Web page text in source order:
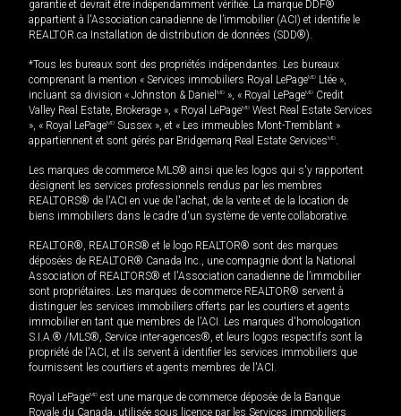
garantie et devrait être indépendamment vérifiée. La marque DDF®
appartient à l'Association canadienne de l’immobilier (ACI) et identifie le
REALTOR.ca Installation de distribution de données (SDD®).
*Tous les bureaux sont des propriétés indépendantes. Les bureaux
comprenant la mention « Services immobiliers Royal LePageMD Ltée »,
incluant sa division « Johnston & Daniel MD », « Royal LePageMD Credit
Valley Real Estate, Brokerage », « Royal LePageMD West Real Estate Services
», « Royal LePageMD Sussex », et « Les immeubles Mont-Tremblant »
appartiennent et sont gérés par Bridgemarq Real Estate ServicesMD.
Les marques de commerce MLS® ainsi que les logos qui s'y rapportent
désignent les services professionnels rendus par les membres
REALTORS® de l'ACI en vue de l'achat, de la vente et de la location de
biens immobiliers dans le cadre d'un système de vente collaborative.
REALTOR®, REALTORS® et le logo REALTOR® sont des marques
déposées de REALTOR® Canada Inc., une compagnie dont la National
Association of REALTORS® et l'Association canadienne de l’immobilier
sont propriétaires. Les marques de commerce REALTOR® servent à
distinguer les services immobiliers offerts par les courtiers et agents
immobilier en tant que membres de l'ACI. Les marques d'homologation
S.I.A.® /MLS®, Service inter-agences®, et leurs logos respectifs sont la
propriété de l'ACI, et ils servent à identifier les services immobiliers que
fournissent les courtiers et agents membres de l'ACI.
Royal LePageMD est une marque de commerce déposée de la Banque
Royale du Canada, utilisée sous licence par les Services immobiliers